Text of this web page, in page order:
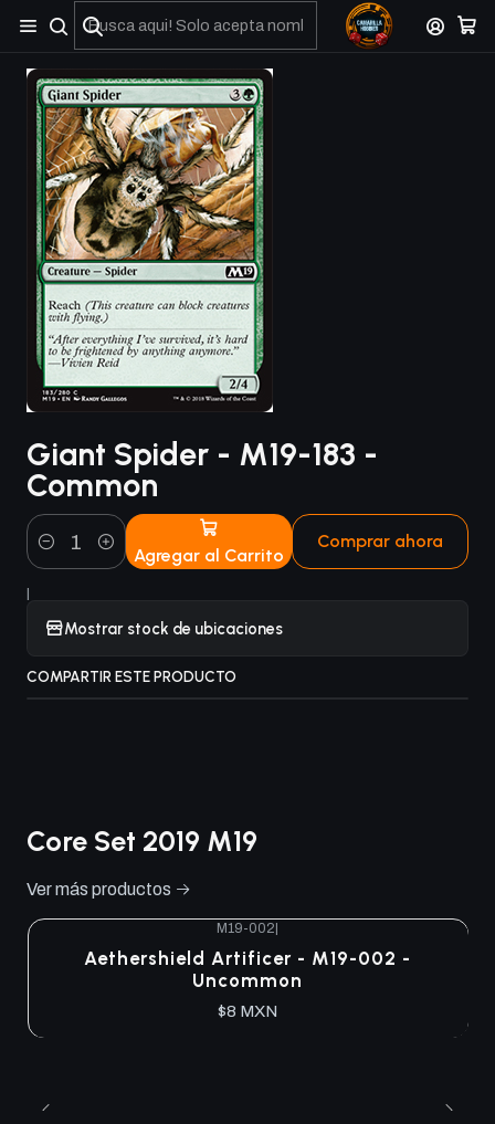
No olviden reportar sus depositos y transferencias por Whatsapp
Giant Spider - M19-183 -
Common
Cantidad Agregar al Carrito
Comprar ahora
|
Mostrar stock de ubicaciones
COMPARTIR ESTE PRODUCTO
Core Set 2019 M19
Ver más productos
M19-002
Aethershield Artificer - M19-002 -
Uncommon
$8 MXN